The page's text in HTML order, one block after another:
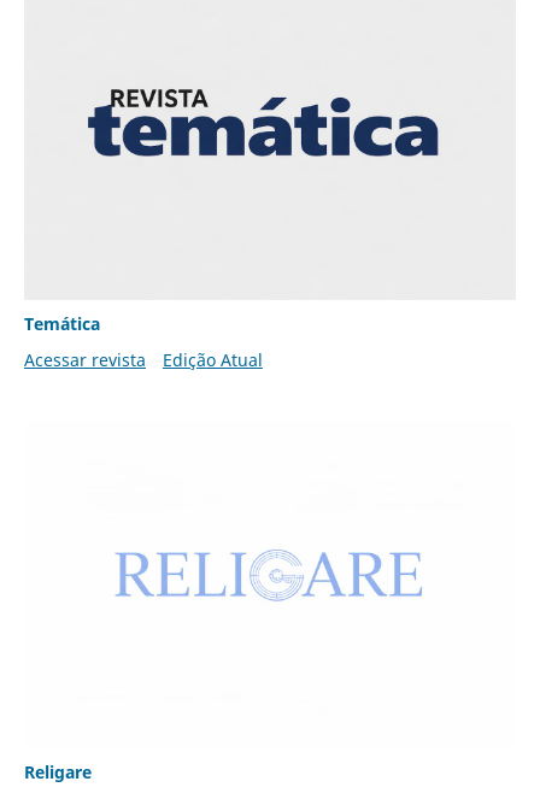
Temática
Acessar revista
Edição Atual
Religare